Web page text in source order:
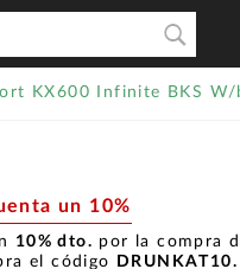
KX600 Infinite BKS W/
un 10%
10% dto. por la compra
el código
DRUNKAT10.